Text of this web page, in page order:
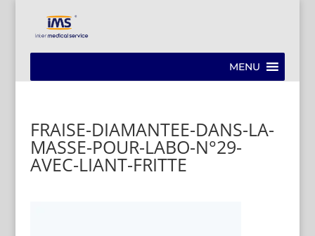
MENU
FRAISE-DIAMANTEE-DANS-LA-
MASSE-POUR-LABO-N°29-
AVEC-LIANT-FRITTE